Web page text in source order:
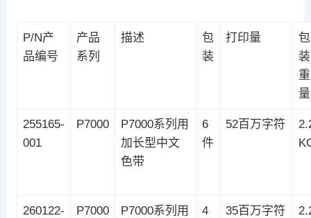
P/N产
品编号
产品
系列
描述
包
装
打印量
包
装
重
量
255165-
001
P7000
P7000系列用
加长型中文
色带
6
件
52百万字符
260122-
P7000
P7000系列用
4
35百万字符